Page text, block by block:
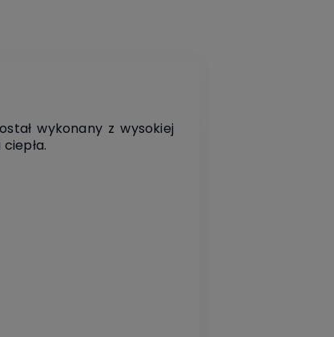
wykonany z wysokiej